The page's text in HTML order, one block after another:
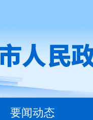
要闻动态